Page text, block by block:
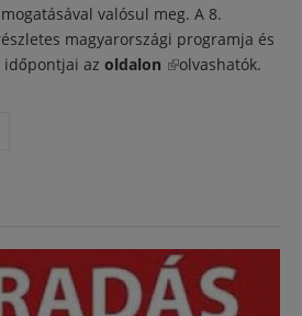
valósul meg. A 8.
magyarországi programja és
időpontjai az oldalon (külső hivatkozás)
olvashatók.